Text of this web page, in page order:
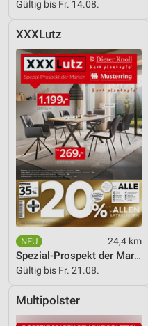
Gültig bis Fr. 14.08.
XXXLutz
24,4 km
Spezial-Prospekt der Marken
Gültig bis Fr. 21.08.
Multipolster